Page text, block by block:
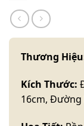
Thương
Kích Thước:
16cm, Đường